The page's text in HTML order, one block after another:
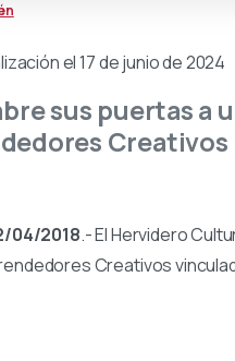
el 17 de junio de 2024
sus puertas a
Creativos
04/2018.- El Hervidero
Creativos